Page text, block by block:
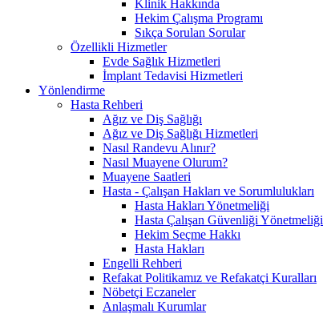
Klinik Hakkında
Hekim Çalışma Programı
Sıkça Sorulan Sorular
Özellikli Hizmetler
Evde Sağlık Hizmetleri
İmplant Tedavisi Hizmetleri
Yönlendirme
Hasta Rehberi
Ağız ve Diş Sağlığı
Ağız ve Diş Sağlığı Hizmetleri
Nasıl Randevu Alınır?
Nasıl Muayene Olurum?
Muayene Saatleri
Hasta - Çalışan Hakları ve Sorumlulukları
Hasta Hakları Yönetmeliği
Hasta Çalışan Güvenliği Yönetmeliği
Hekim Seçme Hakkı
Hasta Hakları
Engelli Rehberi
Refakat Politikamız ve Refakatçi Kuralları
Nöbetçi Eczaneler
Anlaşmalı Kurumlar